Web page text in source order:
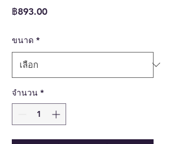
฿893.00ราคา
ขนาด *
จำนวน *